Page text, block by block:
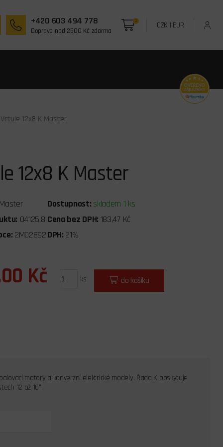
+420 603 494 778
Doprava nad 2500 Kč zdarma
0 CZK | EUR
12x8 K Master
12x8 K Master
Dostupnost: skladem 1 ks
04125.8 Cena bez DPH: 183,47 Kč
2MO2892DPH: 21%
Kč ks do košíku
motory a konverzní elektrické modely. Řada K poskytuje
12 až 16".